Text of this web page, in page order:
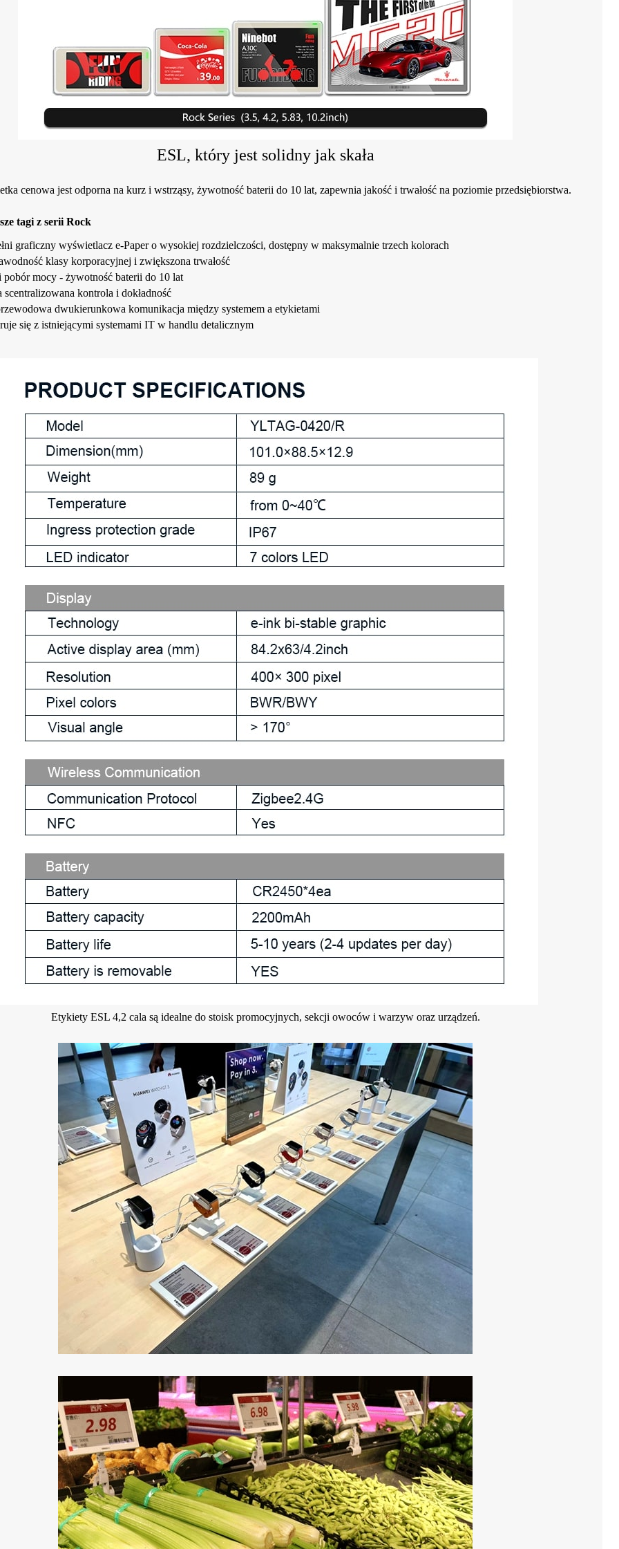
ESL, który jest solidny jak skała
cenowa jest odporna na kurz i wstrząsy, żywotność baterii do 10 lat, zapewnia jakość i trwałość na poziomie przedsiębiorstwa.
tagi z serii Rock
graficzny wyświetlacz e-Paper o wysokiej rozdzielczości, dostępny w maksymalnie trzech kolorach
klasy korporacyjnej i zwiększona trwałość
pobór mocy - żywotność baterii do 10 lat
scentralizowana kontrola i dokładność
dwukierunkowa komunikacja między systemem a etykietami
się z istniejącymi systemami IT w handlu detalicznym
Etykiety ESL 4,2 cala są idealne do stoisk promocyjnych, sekcji owoców i warzyw oraz urządzeń.